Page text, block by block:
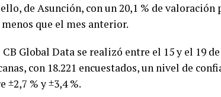
de Asunción, con un 20,1 % de
que el mes anterior.
CB Global Data se realizó entre el 15 y el 19
con 18.221 encuestados, un nivel de
±2,7 % y ±3,4 %.